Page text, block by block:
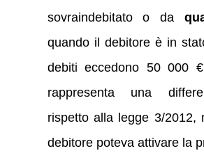
sovraindebitato o da
quando il debitore è in
debiti eccedono 50 000
rappresenta una
rispetto alla legge 3/2012,
debitore poteva attivare la